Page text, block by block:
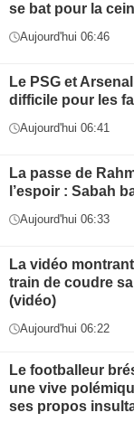
se bat pour la
Aujourd'hui 06:46
Le PSG et
difficile pour les
Aujourd'hui 06:41
La passe de
l’espoir : Sabah
Aujourd'hui 06:33
La vidéo
train de coudre
(vidéo)
Aujourd'hui 06:22
Le footballeur
une vive
ses propos